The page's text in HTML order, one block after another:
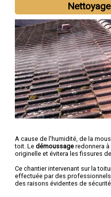
A cause de l'humidité, de la
toit. Le démoussage redonnera
originelle et évitera les fissures
Ce chantier intervenant sur la
effectuée par des professionnels
des raisons évidentes de